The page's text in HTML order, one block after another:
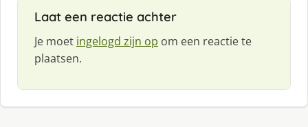
Laat een reactie achter
Je moet ingelogd zijn op om een reactie te
plaatsen.